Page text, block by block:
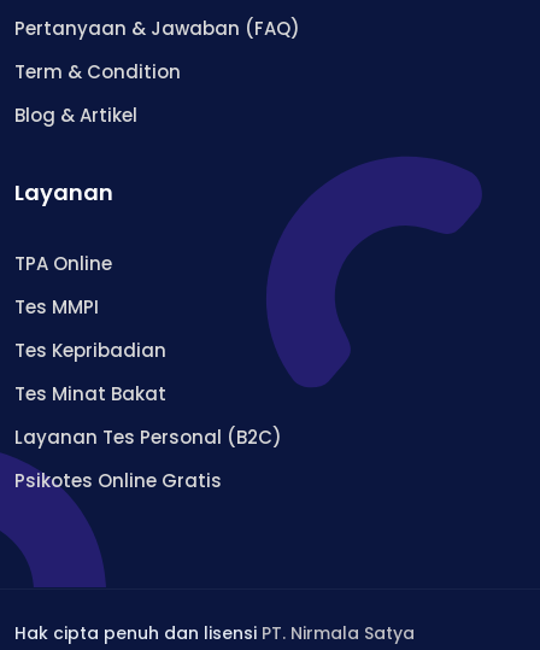
Pertanyaan & Jawaban (FAQ)
Term & Condition
Blog & Artikel
Layanan
TPA Online
Tes MMPI
Tes Kepribadian
Tes Minat Bakat
Layanan Tes Personal (B2C)
Psikotes Online Gratis
Hak cipta penuh dan lisensi PT. Nirmala Satya